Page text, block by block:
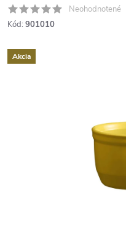
Neohodnotené
Kód: 901010
Akcia